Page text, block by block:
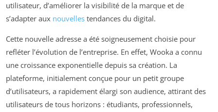
utilisateur, d’améliorer la visibilité de la marque et de
s’adapter aux nouvelles tendances du digital.
Cette nouvelle adresse a été soigneusement choisie pour
refléter l’évolution de l’entreprise. En effet, Wooka a connu
une croissance exponentielle depuis sa création. La
plateforme, initialement conçue pour un petit groupe
d’utilisateurs, a rapidement élargi son audience, attirant des
utilisateurs de tous horizons : étudiants, professionnels,